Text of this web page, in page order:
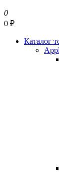
0
0 ₽
Каталог